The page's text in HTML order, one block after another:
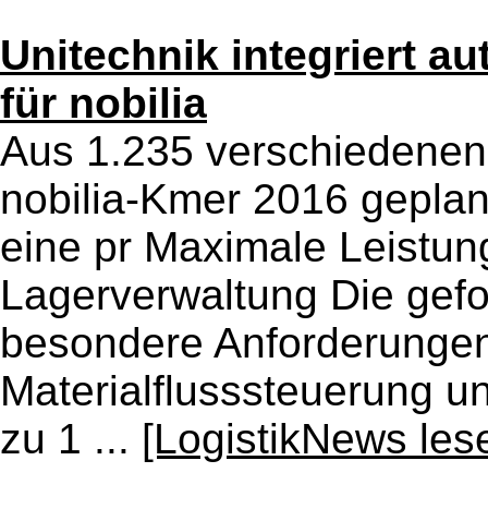
Unitechnik integriert
für nobilia
Aus 1.235
nobilia-Kmer 2016
eine pr Maximale
Lagerverwaltung Die
besondere
Materialflusssteuerung
zu 1 ... [LogistikNews